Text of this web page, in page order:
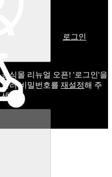
공식몰 리뉴얼 오픈! '로그인'을
눌러 비밀번호를 재설정해 주
세요.
로그인